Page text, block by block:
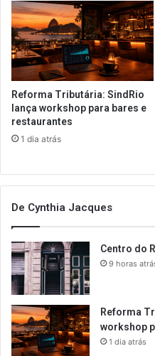
Reforma Tributária: SindRio
lança workshop para bares e
restaurantes
1 dia atrás
De Cynthia Jacques
Centro do
9 horas
Reforma
workshop
1 dia atrás